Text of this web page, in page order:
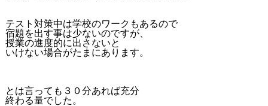
テスト対策中は学校のワークもあるので
宿題を出す事は少ないのですが、
授業の進度的に出さないと
いけない場合がたまにあります。
とは言っても３０分あれば充分
終わる量でした。